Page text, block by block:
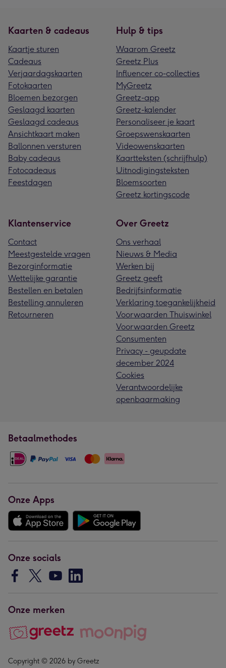
Kaarten & cadeaus
Kaartje sturen
Cadeaus
Verjaardagskaarten
Fotokaarten
Bloemen bezorgen
Geslaagd kaarten
Geslaagd cadeaus
Ansichtkaart maken
Ballonnen versturen
Baby cadeaus
Fotocadeaus
Feestdagen
Hulp & tips
Waarom Greetz
Greetz Plus
Influencer co-collecties
MyGreetz
Greetz-app
Greetz-kalender
Personaliseer je kaart
Groepswenskaarten
Videowenskaarten
Kaartteksten (schrijfhulp)
Uitnodigingsteksten
Bloemsoorten
Greetz kortingscode
Klantenservice
Contact
Meestgestelde vragen
Bezorginformatie
Wettelijke garantie
Bestellen en betalen
Bestelling annuleren
Retourneren
Over Greetz
Ons verhaal
Nieuws & Media
Werken bij
Greetz geeft
Bedrijfsinformatie
Verklaring toegankelijkheid
Voorwaarden Thuiswinkel
Voorwaarden Greetz
Consumenten
Privacy - geupdate
december 2024
Cookies
Verantwoordelijke
openbaarmaking
Betaalmethodes
Onze Apps
Onze socials
Onze merken
Copyright © 2026 by Greetz